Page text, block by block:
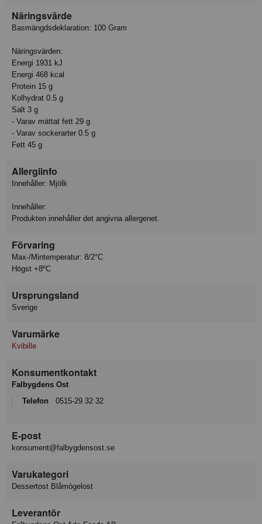
Näringsvärde
Basmängdsdeklaration: 100 Gram
Näringsvärden:
Energi 1931 kJ
Energi 468 kcal
Protein 15 g
Kolhydrat 0.5 g
Salt 3 g
- Varav mättat fett 29 g
- Varav sockerarter 0.5 g
Fett 45 g
Allergiinfo
Innehåller: Mjölk
Innehåller:
Produkten innehåller det angivna allergenet.
Förvaring
Max-/Mintemperatur: 8/2°C
Högst +8ºC
Ursprungsland
Sverige
Varumärke
Kvibille
Konsumentkontakt
Falbygdens Ost
Telefon
0515-29 32 32
E-post
konsument@falbygdensost.se
Varukategori
Dessertost Blåmögelost
Leverantör